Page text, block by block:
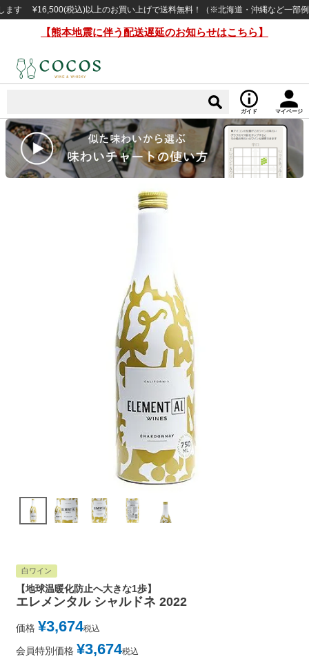
税込)以上のお買い上げで送料無料！（※北海道・沖縄など一部例外地域
【熊本地震に伴う配送遅延のお知らせはこちら】
ガイド マイページ
白ワイン
【地球温暖化防止へ大きな1歩】
エレメンタル シャルドネ 2022
価格 ¥3,674税込
会員特別価格 ¥3,674税込